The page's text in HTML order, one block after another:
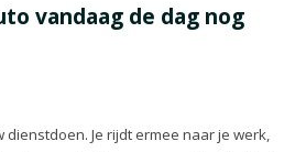
vandaag de dag nog
Je rijdt ermee naar je werk,